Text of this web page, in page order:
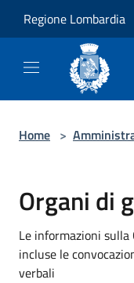
Regione Lombardia
Home >
Organi di
Le informazioni sulla
incluse le
verbali